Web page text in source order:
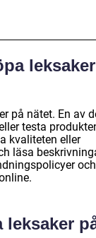
på nätet. En av
testa
kvaliteten eller
läsa
leksaker